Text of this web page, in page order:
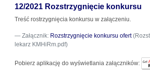
12/2021 Rozstrzygnięcie konkursu
Treść rostrzygnięcia konkursu w załączeniu.
Załącznik: Rozstrzygnięcie konkursu ofert
lekarz KMHiRm.pdf)
Pobierz aplikację do wyświetlania załączników: